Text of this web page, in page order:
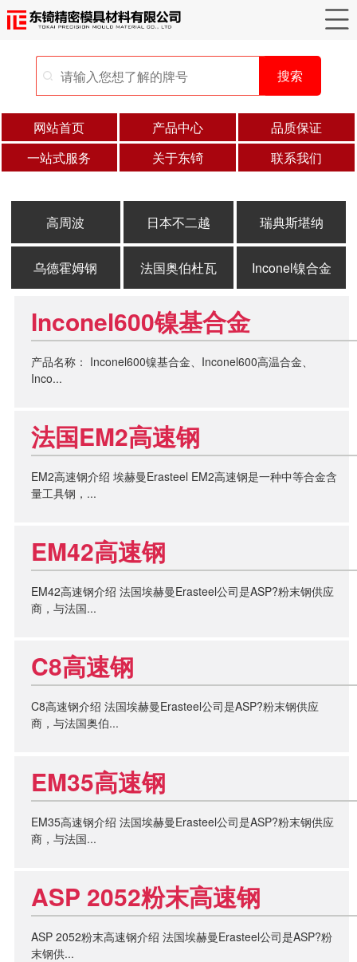
搜索
网站首页 产品中心
品质保证
一站式服务
关于东锜 联系我们
高周波 日本不二越 瑞典斯堪纳
乌德霍姆钢 法国奥伯杜瓦 Inconel镍合金
Inconel600镍基合金
产品名称： Inconel600镍基合金、Inconel600高温合金、
Inco...
法国EM2高速钢
EM2高速钢介绍 埃赫曼Erasteel EM2高速钢是一种中等合金含
量工具钢，...
EM42高速钢
EM42高速钢介绍 法国埃赫曼Erasteel公司是ASP?粉末钢供应
商，与法国...
C8高速钢
C8高速钢介绍 法国埃赫曼Erasteel公司是ASP?粉末钢供应
商，与法国奥伯...
EM35高速钢
EM35高速钢介绍 法国埃赫曼Erasteel公司是ASP?粉末钢供应
商，与法国...
ASP 2052粉末高速钢
ASP 2052粉末高速钢介绍 法国埃赫曼Erasteel公司是ASP?粉
末钢供...